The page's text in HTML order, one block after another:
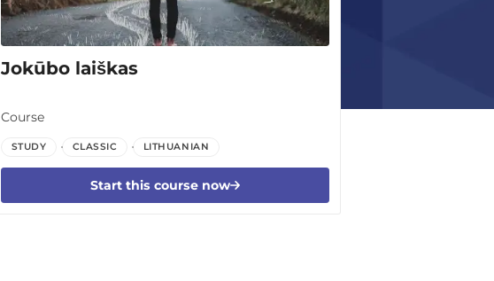
Jokūbo laiškas
Course
STUDY CLASSIC LITHUANIAN
Start this course now